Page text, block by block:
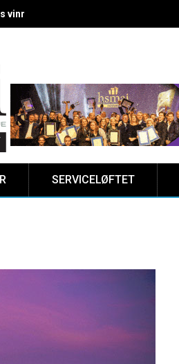
vinnere kåret på Clarion Hotel The
SERVICELØFTET